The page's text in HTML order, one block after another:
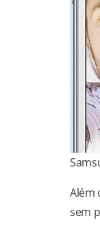
Além
sem